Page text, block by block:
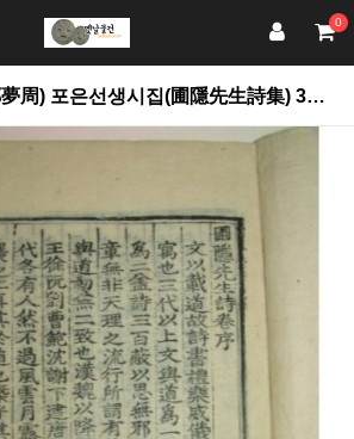
0
은선생시집(圃隱先生詩集) 3책완질 > 고서적